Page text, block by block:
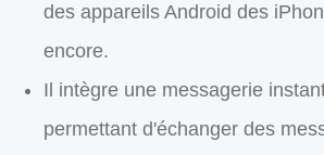
des appareils Android des
encore.
Il intègre une messagerie
permettant d'échanger des